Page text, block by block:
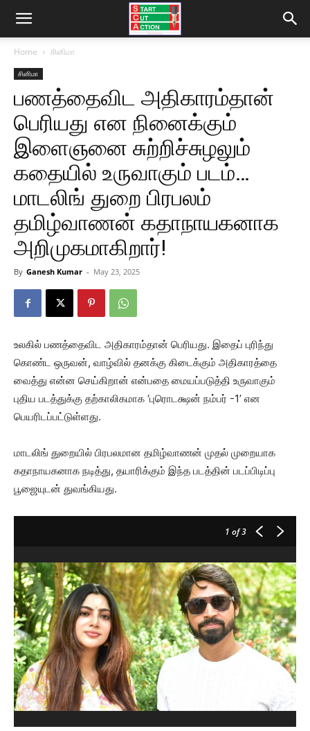
Home சினிமா
சினிமா
பணத்தைவிட அதிகாரம்தான்
பெரியது என நினைக்கும்
இளைஞனை சுற்றிச்சுழலும்
கதையில் உருவாகும் படம்…
மாடலிங் துறை பிரபலம்
தமிழ்வாணன் கதாநாயகனாக
அறிமுகமாகிறார்!
By Ganesh Kumar - May 23, 2025
உலகில் பணத்தைவிட அதிகாரம்தான் பெரியது. இதைப் புரிந்து
கொண்ட ஒருவன், வாழ்வில் தனக்கு கிடைக்கும் அதிகாரத்தை
வைத்து என்ன செய்கிறான் என்பதை மையப்படுத்தி உருவாகும்
புதிய படத்துக்கு தற்காலிகமாக ‘புரொடக்ஷன் நம்பர் -1’ என
பெயரிடப்பட்டுள்ளது.
மாடலிங் துறையில் பிரபலமான தமிழ்வாணன் முதல் முறையாக
கதாநாயகனாக நடித்து, தயாரிக்கும் இந்த படத்தின் படப்பிடிப்பு
பூஜையுடன் துவங்கியது.
1 of 3